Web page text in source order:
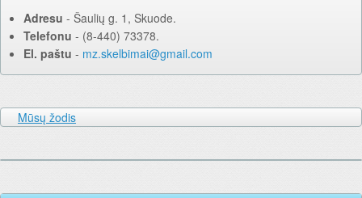
Adresu ‐ Šaulių g. 1, Skuode.
Telefonu ‐ (8-440) 73378.
El. paštu ‐ mz.skelbimai@gmail.com
Mūsų žodis